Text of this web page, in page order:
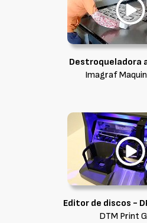
Destroqueladora
Imagraf
Editor de discos -
DTM Print